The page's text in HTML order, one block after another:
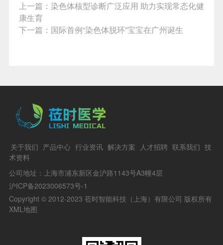
上一篇： 染色体核型诊断广泛应用 助力实现常态化健
康生育
下一篇： 国际首例“染色体脱环”宝宝在广州诞生
关于我们 产品中心 行业资讯 解决方案 人才招聘 联系我们 技
术资料
公司地址：上海市浦东新区金沪路1143号A3幢4层
沪ICP备2023006573号-1
Copyright © 2012-2023 莅时智能科技（上海）有限公司 版权所有
XML地图